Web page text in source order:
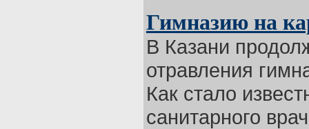
Гимназию на
В Казани
отравления
Как стало
санитарного